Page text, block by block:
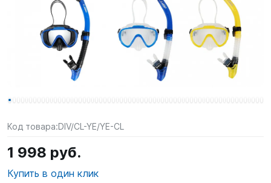
сёрфинг
Подарочные
Карты
Акции
Код товара:DIV/CL-YE/YE-CL
1 998 руб.
Купить в один клик